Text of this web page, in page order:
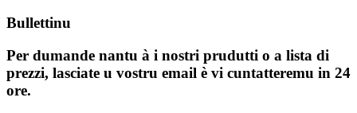
Bullettinu
Per dumande nantu à i nostri prudutti o a lista di
prezzi, lasciate u vostru email è vi cuntatteremu in 24
ore.